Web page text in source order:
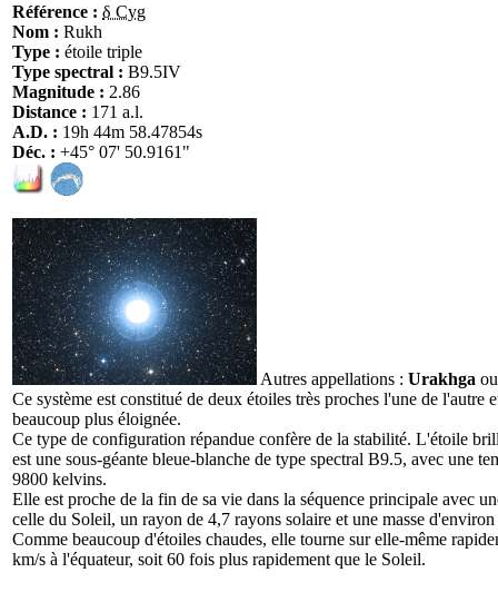
Référence : δ Cyg
Nom : Rukh
Type : étoile triple
Type spectral : B9.5IV
Magnitude : 2.86
Distance : 171 a.l.
A.D. : 19h 44m 58.47854s
Déc. : +45° 07' 50.9161"
Autres appellations : Urakhga
Ce système est constitué de deux étoiles très proches l'une de l'autre
beaucoup plus éloignée.
Ce type de configuration répandue confère de la stabilité. L'étoile
est une sous-géante bleue-blanche de type spectral B9.5, avec une
9800 kelvins.
Elle est proche de la fin de sa vie dans la séquence principale avec
celle du Soleil, un rayon de 4,7 rayons solaire et une masse d'environ
Comme beaucoup d'étoiles chaudes, elle tourne sur elle-même
km/s à l'équateur, soit 60 fois plus rapidement que le Soleil.